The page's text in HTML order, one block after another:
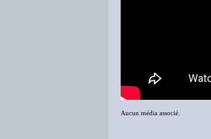
Aucun média associé.